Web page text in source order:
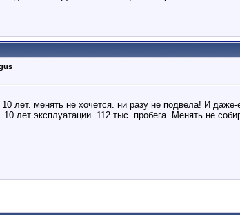
лет. менять не хочется. ни разу не подвела! И
10 лет эксплуатации. 112 тыс. пробега. Менять не